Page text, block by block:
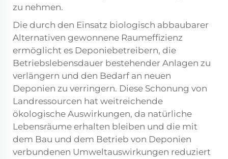
zu nehmen.
Die durch den Einsatz biologisch abbaubarer
Alternativen gewonnene Raumeffizienz
ermöglicht es Deponiebetreibern, die
Betriebslebensdauer bestehender Anlagen zu
verlängern und den Bedarf an neuen
Deponien zu verringern. Diese Schonung von
Landressourcen hat weitreichende
ökologische Auswirkungen, da natürliche
Lebensräume erhalten bleiben und die mit
dem Bau und dem Betrieb von Deponien
verbundenen Umweltauswirkungen reduziert